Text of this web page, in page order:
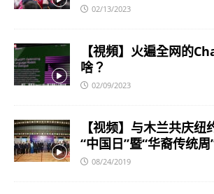
02/13/2023
【視頻】火遍全网的
啥？
02/09/2023
【视频】与木兰共庆
“中国日”暨“华裔传统周
08/24/2019